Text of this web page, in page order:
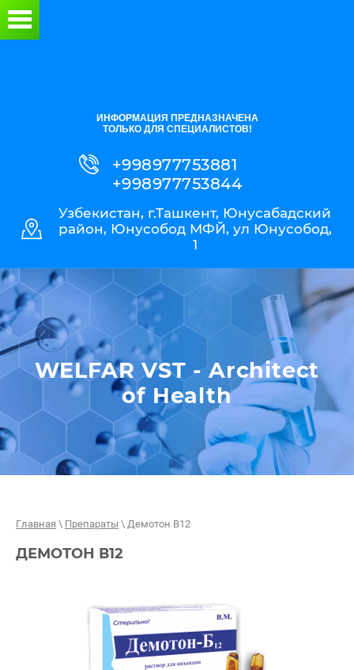
ИНФОРМАЦИЯ ПРЕДНАЗНАЧЕНА
ТОЛЬКО ДЛЯ СПЕЦИАЛИСТОВ!
+998977753881
+998977753844
Узбекистан, г.Ташкент, Юнусабадский
район, Юнусобод МФЙ, ул Юнусобод,
1
WELFAR VST - Architect
of Health
Главная \ Препараты \ Демотон В12
ДЕМОТОН В12